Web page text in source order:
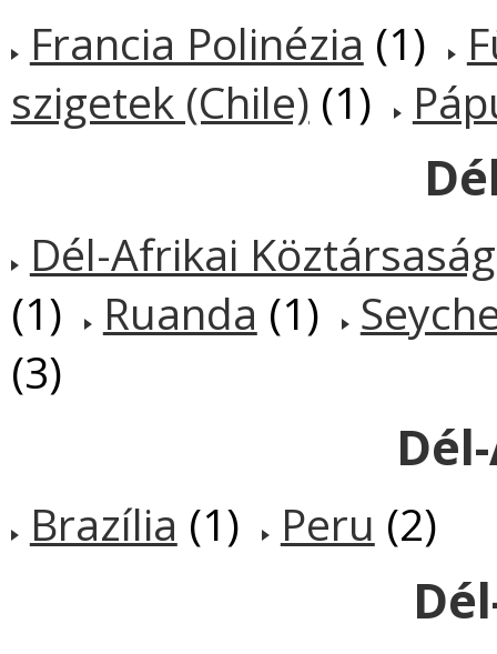
Francia Polinézia (1)
szigetek (Chile) (1)
Dél-Afrikai Köztársaság
(1)
Ruanda (1)
(3)
Brazília (1) Peru (2)